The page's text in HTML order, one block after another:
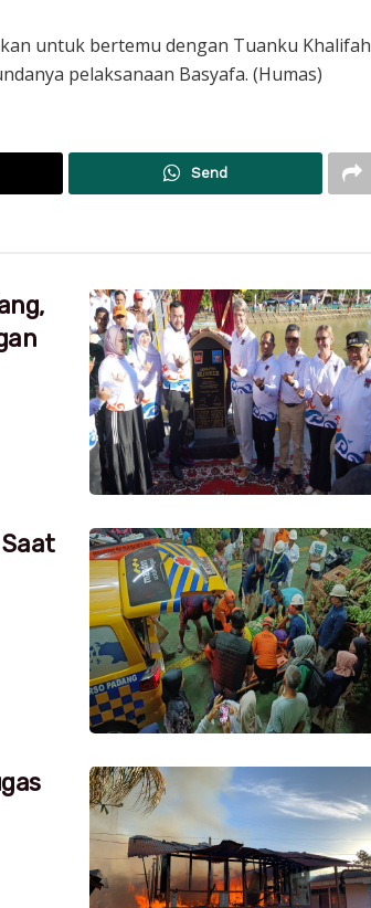
untuk bertemu dengan Tuanku Khalifah
pelaksanaan Basyafa. (Humas)
Send